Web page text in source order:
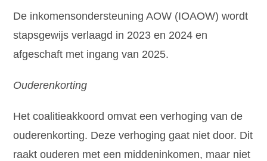
De inkomensondersteuning AOW (IOAOW) wordt
stapsgewijs verlaagd in 2023 en 2024 en
afgeschaft met ingang van 2025.
Ouderenkorting
Het coalitieakkoord omvat een verhoging van de
ouderenkorting. Deze verhoging gaat niet door. Dit
raakt ouderen met een middeninkomen, maar niet